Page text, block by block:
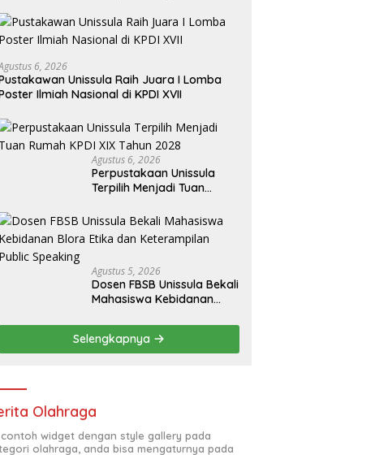
6, 2026
Unissula Raih Juara I Lomba
Ilmiah Nasional di KPDI XVII
Agustus 6, 2026
Perpustakaan Unissula
Terpilih Menjadi Tuan
2028
Agustus 5, 2026
Dosen FBSB Unissula Bekali
Mahasiswa Kebidanan
Keterampilan Public
Speaking
Selengkapnya
Olahraga
widget dengan style gallery pada
olahraga, anda bisa mengaturnya pada